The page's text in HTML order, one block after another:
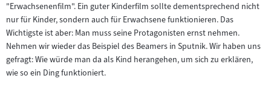
"Erwachsenenfilm". Ein guter Kinderfilm sollte dementsprechend nicht
nur für Kinder, sondern auch für Erwachsene funktionieren. Das
Wichtigste ist aber: Man muss seine Protagonisten ernst nehmen.
Nehmen wir wieder das Beispiel des Beamers in Sputnik. Wir haben uns
gefragt: Wie würde man da als Kind herangehen, um sich zu erklären,
wie so ein Ding funktioniert.